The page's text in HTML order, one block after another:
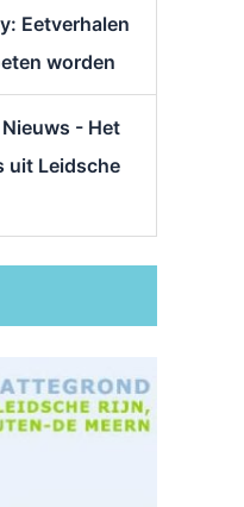
Eetverhalen
worden
- Het
uit Leidsche